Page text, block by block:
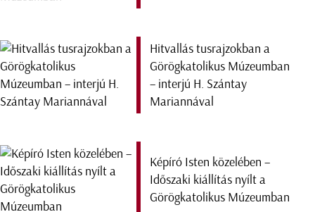
Hitvallás tusrajzokban a
Görögkatolikus Múzeumban
– interjú H. Szántay
Mariannával
Képíró Isten közelében –
Időszaki kiállítás nyílt a
Görögkatolikus Múzeumban